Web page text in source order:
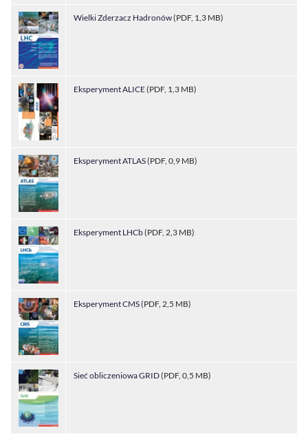
Wielki Zderzacz Hadronów(PDF, 1,3 MB)
Eksperyment ALICE(PDF, 1,3 MB)
Eksperyment ATLAS(PDF, 0,9 MB)
Eksperyment LHCb(PDF, 2,3 MB)
Eksperyment CMS(PDF, 2,5 MB)
Sieć obliczeniowa GRID(PDF, 0,5 MB)